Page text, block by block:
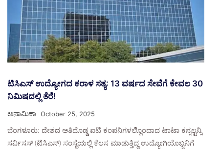
ಟಿಸಿಎಸ್ ಉದ್ಯೋಗದ ಕರಾಳ ಸತ್ಯ: 13 ವರ್ಷದ ಸೇವೆಗೆ ಕೇವಲ 30
ನಿಮಿಷದಲ್ಲಿ ತೆರೆ!
ಅನಾಮಿಕಾ October 25, 2025
ಬೆಂಗಳೂರು: ದೇಶದ ಅತಿದೊಡ್ಡ ಐಟಿ ಕಂಪನಿಗಳಲ್ಲಿೊಂದಾದ ಟಾಟಾ ಕನ್ಸಲ್ಟನ್ಸಿ
ಸರ್ವಿಸಸ್‌ (ಟಿಸಿಎಸ್‌) ಸಂಸ್ಥೆಯಲ್ಲಿ ಕೆಲಸ ಮಾಡುತ್ತಿದ್ದ ಉದ್ಯೋಗಿಯೊಬ್ಬನಿಗೆ